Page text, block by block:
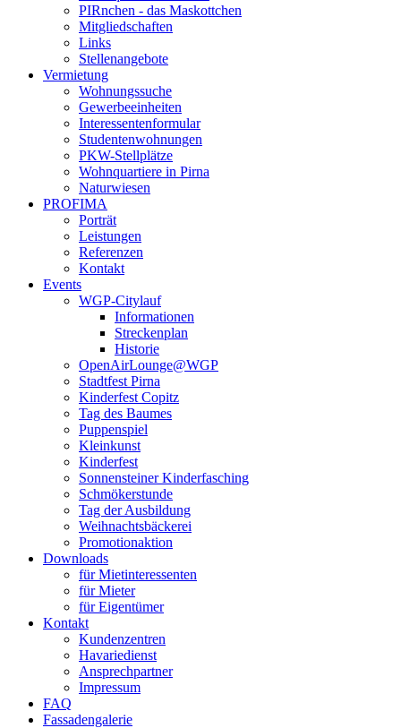
PIRnchen - das Maskottchen
Mitgliedschaften
Links
Stellenangebote
Vermietung
Wohnungssuche
Gewerbeeinheiten
Interessentenformular
Studentenwohnungen
PKW-Stellplätze
Wohnquartiere in Pirna
Naturwiesen
PROFIMA
Porträt
Leistungen
Referenzen
Kontakt
Events
WGP-Citylauf
Informationen
Streckenplan
Historie
OpenAirLounge@WGP
Stadtfest Pirna
Kinderfest Copitz
Tag des Baumes
Puppenspiel
Kleinkunst
Kinderfest
Sonnensteiner Kinderfasching
Schmökerstunde
Tag der Ausbildung
Weihnachtsbäckerei
Promotionaktion
Downloads
für Mietinteressenten
für Mieter
für Eigentümer
Kontakt
Kundenzentren
Havariedienst
Ansprechpartner
Impressum
FAQ
Fassadengalerie